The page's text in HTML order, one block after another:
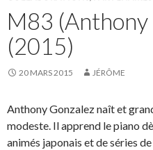
M83 (Anthony
(2015)
20 MARS 2015 JÉRÔME
Anthony Gonzalez naît et
modeste. Il apprend le piano
animés japonais et de séries